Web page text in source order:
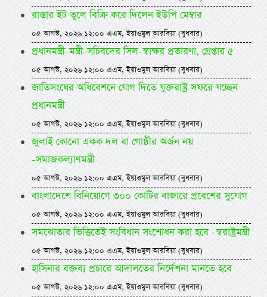
রাস্তার ইট তুলে বিক্রি করে দিলেন ইউপি মেম্বার
০৫ আগস্ট, ২০২৬ ১২:০০ এএম, ইয়াওমুল আরবিয়া (বুধবার)
প্রধানমন্ত্রী-মন্ত্রী-সচিবদের সিল-স্বাক্ষর প্রতারণা, গ্রেপ্তার ৫
০৫ আগস্ট, ২০২৬ ১২:০০ এএম, ইয়াওমুল আরবিয়া (বুধবার)
জাতিসংঘের অধিবেশনে যোগ দিতে যুক্তরাষ্ট্র সফরে যচ্ছেন
প্রধানমন্ত্রী
০৫ আগস্ট, ২০২৬ ১২:০০ এএম, ইয়াওমুল আরবিয়া (বুধবার)
জুলাই কোনো একক দল বা গোষ্ঠীর অর্জন নয়
-সমাজকল্যাণমন্ত্রী
০৫ আগস্ট, ২০২৬ ১২:০০ এএম, ইয়াওমুল আরবিয়া (বুধবার)
বাংলাদেশে বিনিয়োগে ৩০০ কোটির বাজারে প্রবেশের সুযোগ
০৫ আগস্ট, ২০২৬ ১২:০০ এএম, ইয়াওমুল আরবিয়া (বুধবার)
সমঝোতার ভিত্তিতেই সংবিধান সংশোধন করা হবে -স্বরাষ্ট্রমন্ত্রী
০৫ আগস্ট, ২০২৬ ১২:০০ এএম, ইয়াওমুল আরবিয়া (বুধবার)
হাসিনার বক্তব্য প্রচারে আদালতের নির্দেশনা মানতে হবে
০৫ আগস্ট, ২০২৬ ১২:০০ এএম, ইয়াওমুল আরবিয়া (বুধবার)